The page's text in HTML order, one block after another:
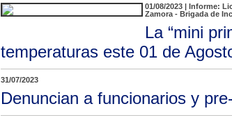
01/08/2023 | Informe:
Zamora - Brigada de
La “mini
temperaturas este 01 de
31/07/2023
Denuncian a funcionarios y